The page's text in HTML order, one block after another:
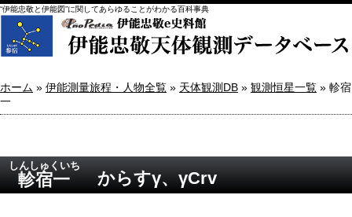
“伊能忠敬と伊能図”に関してあらゆることがわかる百科事典
ホーム » 伊能測量旅程・人物全覧 » 天体観測DB » 観測恒星一覧 » 軫宿
一
軫宿一
しんしゅくいち
からすγ、γCrv